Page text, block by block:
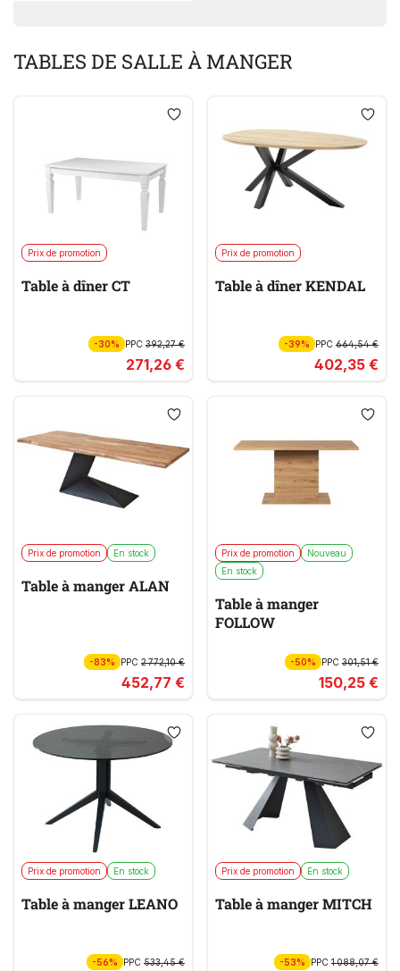
TABLES DE SALLE À MANGER
Prix de promotion
Table à dîner CT
-30% PPC 392,27 €
271,26 €
Prix de promotion
Table à dîner KENDAL
-39% PPC664,54 €
402,35 €
Prix de promotion En stock
Table à manger ALAN
-83% PPC 2 772,10 €
452,77 €
Prix de promotion
Nouveau
En stock
Table à manger
FOLLOW
-50% PPC301,51 €
150,25 €
Prix de promotion En stock
Table à manger LEANO
-56% PPC 533,45 €
Prix de promotion En stock
Table à manger MITCH
-53% PPC1 088,07 €